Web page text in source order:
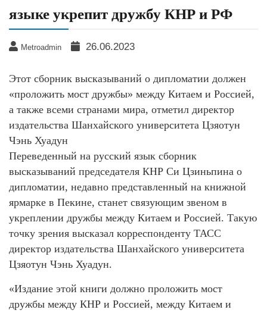
языке укрепит дружбу КНР и РФ
Metroadmin 26.06.2023
Этот сборник высказываний о дипломатии должен
«проложить мост дружбы» между Китаем и Россией,
а также всеми странами мира, отметил директор
издательства Шанхайского университета Цзяотун
Чэнь Хуадун
Переведенный на русский язык сборник
высказываний председателя КНР Си Цзиньпина о
дипломатии, недавно представленный на книжной
ярмарке в Пекине, станет связующим звеном в
укреплении дружбы между Китаем и Россией. Такую
точку зрения высказал корреспонденту ТАСС
директор издательства Шанхайского университета
Цзяотун Чэнь Хуадун.
«Издание этой книги должно проложить мост
дружбы между КНР и Россией, между Китаем и